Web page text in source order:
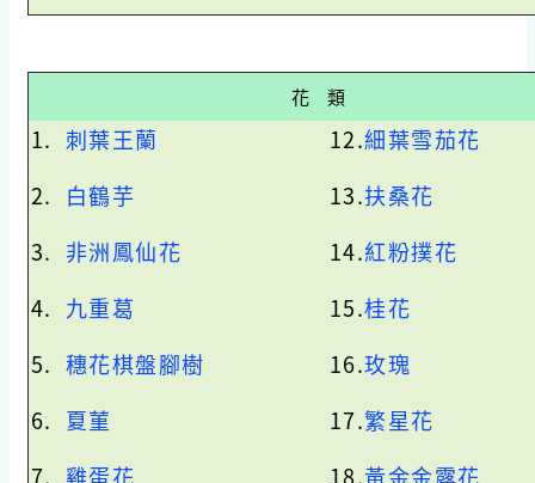
花 類
1. 刺葉王蘭
2. 白鶴芋
3. 非洲鳳仙花
4. 九重葛
5. 穗花棋盤腳樹
6. 夏菫
7. 雞蛋花
12.細葉雪茄花
13.扶桑花
14.紅粉撲花
15.桂花
16.玫瑰
17.繁星花
18.黃金金露花